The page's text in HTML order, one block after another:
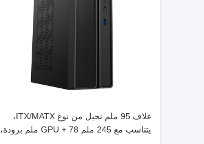
غلاف 95 ملم نحيل من نوع ITX/MATX،
يتناسب مع 245 ملم GPU + 78 ملم برودة،